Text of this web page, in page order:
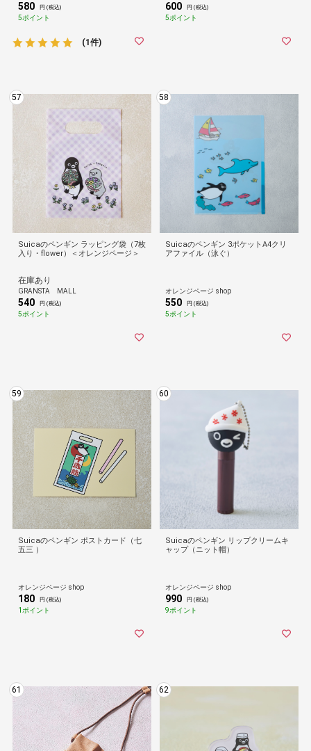
580 円 (税込)
5ポイント
(1件)
600 円 (税込)
5ポイント
57
Suicaのペンギン ラッピング袋（7枚
入り・flower）＜オレンジページ＞
在庫あり
GRANSTA MALL
540 円 (税込)
5ポイント
58
Suicaのペンギン 3ポケットA4クリ
アファイル（泳ぐ）
オレンジページ shop
550 円 (税込)
5ポイント
59
Suicaのペンギン ポストカード（七
五三 ）
オレンジページ shop
180 円 (税込)
1ポイント
60
Suicaのペンギン リップクリームキ
ャップ（ニット帽）
オレンジページ shop
990 円 (税込)
9ポイント
61 62